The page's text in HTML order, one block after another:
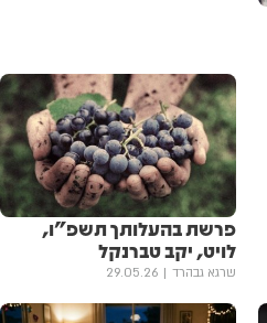
פרשת בהעלותך תשפ"ו,
לויט, יקב טברנקל
שרגא גבהרד 29.05.26